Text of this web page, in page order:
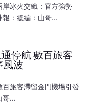
岸冰火交織：官方強勢
報：總編：山哥...
停航 數百旅客
風波
百旅客滯留金門機場引發
哥­...